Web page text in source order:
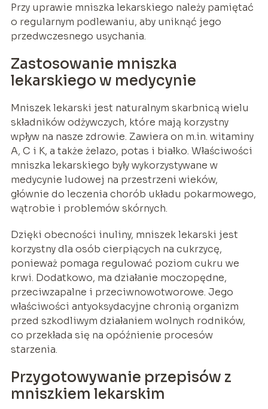
Przy uprawie mniszka lekarskiego należy pamiętać
o regularnym podlewaniu, aby uniknąć jego
przedwczesnego usychania.
Zastosowanie mniszka
lekarskiego w medycynie
Mniszek lekarski jest naturalnym skarbnicą wielu
składników odżywczych, które mają korzystny
wpływ na nasze zdrowie. Zawiera on m.in. witaminy
A, C i K, a także żelazo, potas i białko. Właściwości
mniszka lekarskiego były wykorzystywane w
medycynie ludowej na przestrzeni wieków,
głównie do leczenia chorób układu pokarmowego,
wątrobie i problemów skórnych.
Dzięki obecności inuliny, mniszek lekarski jest
korzystny dla osób cierpiących na cukrzycę,
ponieważ pomaga regulować poziom cukru we
krwi. Dodatkowo, ma działanie moczopędne,
przeciwzapalne i przeciwnowotworowe. Jego
właściwości antyoksydacyjne chronią organizm
przed szkodliwym działaniem wolnych rodników,
co przekłada się na opóźnienie procesów
starzenia.
Przygotowywanie przepisów z
mniszkiem lekarskim